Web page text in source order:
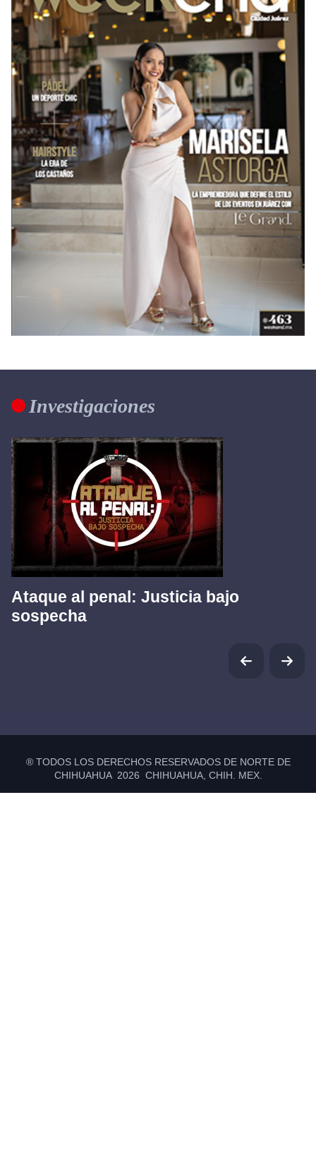
Investigaciones
Ataque al penal: Justicia bajo
sospecha
® TODOS LOS DERECHOS RESERVADOS DE NORTE DE
CHIHUAHUA 2026 CHIHUAHUA, CHIH. MEX.